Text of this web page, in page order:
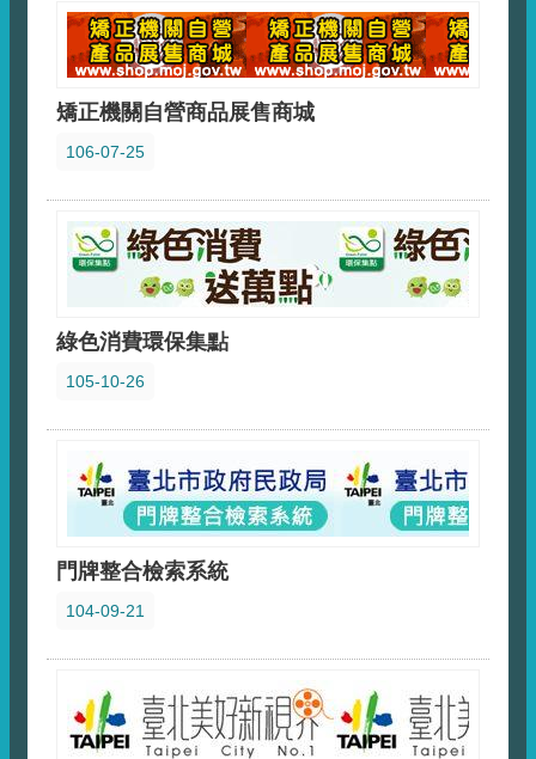
矯正機關自營商品展售商城
106-07-25
綠色消費環保集點
105-10-26
門牌整合檢索系統
104-09-21